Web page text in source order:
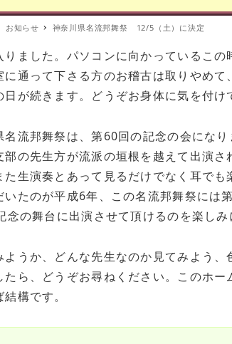
お知らせ 神奈川県名流邦舞祭 12/5（土）に決定
ました。パソコンに向かっているこ
に通って下さる方のお稽古は取りやめ
が続きます。どうぞお身体に気を付け
名流邦舞祭は、第60回の記念の会にな
の先生方が流派の垣根を越えて出演
た生演奏とあって見るだけでなく耳で
いたのが平成6年、この名流邦舞祭には
の舞台に出演させて頂けるのを楽しみ
ようか、どんな先生なのか見てみよう
ら、どうぞお尋ねください。このホ
構です。